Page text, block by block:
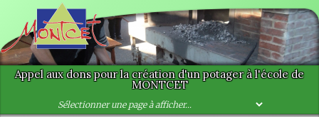
Appel aux dons pour la création d'un potager à l'école de
MONTCET